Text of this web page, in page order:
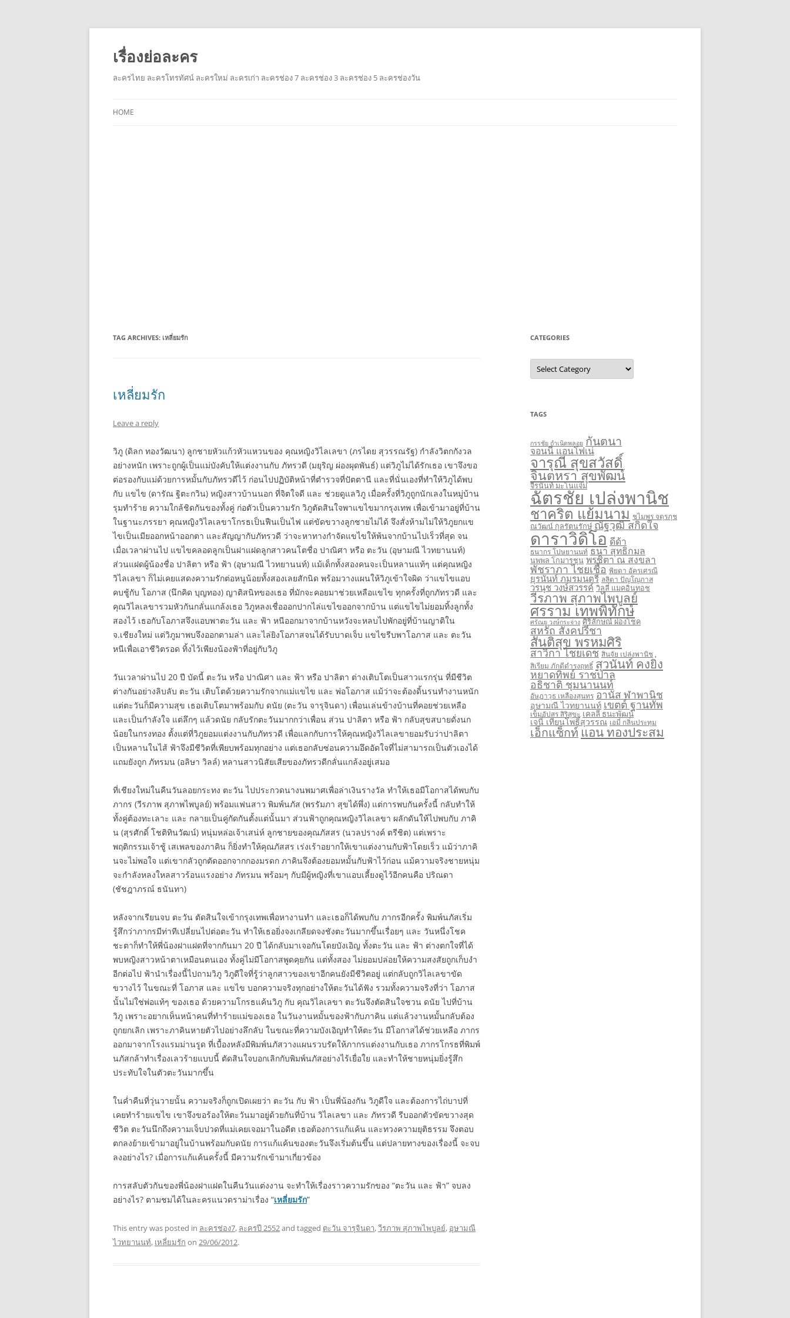
เรื่องย่อละคร
ละครไทย ละครโทรทัศน์ ละครใหม่ ละครเก่า ละครช่อง 7 ละครช่อง 3 ละครช่อง 5 ละครช่องวัน
HOME
TAG ARCHIVES: เหลี่ยมรัก
เหลี่ยมรัก
Leave a reply
วิภู (ดิลก ทองวัฒนา) ลูกชายหัวแก้วหัวแหวนของ คุณหญิงวิไลเลขา (ภรไดย สุวรรณรัฐ) กำลังวิตกกังวล
อย่างหนัก เพราะถูกผู้เป็นแม่บังคับให้แต่งงานกับ ภัทรวดี (มยุริญ ผ่องผุดพันธ์) แต่วิภูไม่ได้รักเธอ เขาจึงขอ
ต่อรองกับแม่ด้วยการหมั้นกับภัทรวดีไว้ ก่อนไปปฏิบัติหน้าที่ตำรวจที่ปัตตานี และที่นั่นเองที่ทำให้วิภูได้พบ
กับ แขไข (ดารัณ ฐิตะกวิน) หญิงสาวบ้านนอก ที่จิตใจดี และ ช่วยดูแลวิภู เมื่อครั้งที่วิภูถูกนักเลงในหมู่บ้าน
รุมทำร้าย ความใกล้ชิดกันของทั้งคู่ ก่อตัวเป็นความรัก วิภูตัดสินใจพาแขไขมากรุงเทพ เพื่อเข้ามาอยู่ที่บ้าน
ในฐานะภรรยา คุณหญิงวิไลเลขาโกรธเป็นฟืนเป็นไฟ แต่ขัดขวางลูกชายไม่ได้ จึงสั่งห้ามไม่ให้วิภูยกแข
ไขเป็นเมียออกหน้าออกตา และสัญญากับภัทรวดี ว่าจะหาทางกำจัดแขไขให้พ้นจากบ้านไปเร็วที่สุด จน
เมื่อเวลาผ่านไป แขไขคลอดลูกเป็นฝาแฝดลูกสาวคนโตชื่อ ปาณิศา หรือ ตะวัน (อุษามณี ไวทยานนท์)
ส่วนแฝดผู้น้องชื่อ ปาลิตา หรือ ฟ้า (อุษามณี ไวทยานนท์) แม้เด็กทั้งสองคนจะเป็นหลานแท้ๆ แต่คุณหญิง
วิไลเลขา ก็ไม่เคยแสดงความรักต่อหนูน้อยทั้งสองเลยสักนิด พร้อมวางแผนให้วิภูเข้าใจผิด ว่าแขไขแอบ
คบชู้กับ โอภาส (นึกคิด บุญทอง) ญาติสนิทของเธอ ที่มักจะคอยมาช่วยเหลือแขไข ทุกครั้งที่ถูกภัทรวดี และ
คุณวิไลเลขารวมหัวกันกลั่นแกล้งเธอ วิภูหลงเชื่อออกปากไล่แขไขออกจากบ้าน แต่แขไขไม่ยอมทิ้งลูกทั้ง
สองไว้ เธอกับโอภาสจึงแอบพาตะวัน และ ฟ้า หนีออกมาจากบ้านหวังจะหลบไปพักอยู่ที่บ้านญาติใน
จ.เชียงใหม่ แต่วิภูมาพบจึงออกตามล่า และไล่ยิงโอภาสจนได้รับบาดเจ็บ แขไขรีบพาโอภาส และ ตะวัน
หนีเพื่อเอาชีวิตรอด ทิ้งไว้เพียงน้องฟ้าที่อยู่กับวิภู
วันเวลาผ่านไป 20 ปี บัดนี้ ตะวัน หรือ ปาณิศา และ ฟ้า หรือ ปาลิตา ต่างเติบโตเป็นสาวแรกรุ่น ที่มีชีวิต
ต่างกันอย่างลิบลับ ตะวัน เติบโตด้วยความรักจากแม่แขไข และ พ่อโอภาส แม้ว่าจะต้องดิ้นรนทำงานหนัก
แต่ตะวันก็มีความสุข เธอเติบโตมาพร้อมกับ ดนัย (ตะวัน จารุจินดา) เพื่อนเล่นข้างบ้านที่คอยช่วยเหลือ
และเป็นกำลังใจ แต่ลึกๆ แล้วดนัย กลับรักตะวันมากกว่าเพื่อน ส่วน ปาลิตา หรือ ฟ้า กลับสุขสบายดั่งนก
น้อยในกรงทอง ตั้งแต่ที่วิภูยอมแต่งงานกับภัทรวดี เพื่อแลกกับการให้คุณหญิงวิไลเลขายอมรับว่าปาลิตา
เป็นหลานในไส้ ฟ้าจึงมีชีวิตที่เพียบพร้อมทุกอย่าง แต่เธอกลับซ่อนความอึดอัดใจที่ไม่สามารถเป็นตัวเองได้
แถมยังถูก ภัทรมน (อลิษา วิลล์) หลานสาวนิสัยเสียของภัทรวดีกลั่นแกล้งอยู่เสมอ
ที่เชียงใหม่ในคืนวันลอยกระทง ตะวัน ไปประกวดนางนพมาศเพื่อล่าเงินรางวัล ทำให้เธอมีโอกาสได้พบกับ
ภากร (วีรภาพ สุภาพไพบูลย์) พร้อมแฟนสาว พิมพ์นภัส (พรรัมภา สุขได้พึ่ง) แต่การพบกันครั้งนี้ กลับทำให้
ทั้งคู่ต้องทะเลาะ และ กลายเป็นคู่กัดกันตั้งแต่นั้นมา ส่วนฟ้าถูกคุณหญิงวิไลเลขา ผลักดันให้ไปพบกับ ภาคิ
น (สุรศักดิ์ โชติทินวัฒน์) หนุ่มหล่อเจ้าเสน่ห์ ลูกชายของคุณภัสสร (นวลปรางค์ ตรีชิต) แต่เพราะ
พฤติกรรมเจ้าชู้ เสเพลของภาคิน ก็ยิ่งทำให้คุณภัสสร เร่งเร้าอยากให้เขาแต่งงานกับฟ้าโดยเร็ว แม้ว่าภาคิ
นจะไม่พอใจ แต่เขากลัวถูกตัดออกจากกองมรดก ภาคินจึงต้องยอมหมั้นกับฟ้าไว้ก่อน แม้ความจริงชายหนุ่ม
จะกำลังหลงใหลสาวร้อนแรงอย่าง ภัทรมน พร้อมๆ กับมีผู้หญิงที่เขาแอบเลี้ยงดูไว้อีกคนคือ ปริณดา
(ชัชฎาภรณ์ ธนันทา)
หลังจากเรียนจบ ตะวัน ตัดสินใจเข้ากรุงเทพเพื่อหางานทำ และเธอก็ได้พบกับ ภากรอีกครั้ง พิมพ์นภัสเริ่ม
รู้สึกว่าภากรมีท่าทีเปลี่ยนไปต่อตะวัน ทำให้เธอยิ่งจงเกลียดจงชังตะวันมากขึ้นเรื่อยๆ และ วันหนึ่งโชค
ชะตาก็ทำให้พี่น้องฝาแฝดที่จากกันมา 20 ปี ได้กลับมาเจอกันโดยบังเอิญ ทั้งตะวัน และ ฟ้า ต่างตกใจที่ได้
พบหญิงสาวหน้าตาเหมือนตนเอง ทั้งคู่ไม่มีโอกาสพูดคุยกัน แต่ทั้งสอง ไม่ยอมปล่อยให้ความสงสัยถูกเก็บงำ
อีกต่อไป ฟ้านำเรื่องนี้ไปถามวิภู วิภูดีใจที่รู้ว่าลูกสาวของเขาอีกคนยังมีชีวิตอยู่ แต่กลับถูกวิไลเลขาขัด
ขวางไว้ ในขณะที่ โอภาส และ แขไข บอกความจริงทุกอย่างให้ตะวันได้ฟัง รวมทั้งความจริงที่ว่า โอภาส
นั้นไม่ใช่พ่อแท้ๆ ของเธอ ด้วยความโกรธแค้นวิภู กับ คุณวิไลเลขา ตะวันจึงตัดสินใจชวน ดนัย ไปที่บ้าน
วิภู เพราะอยากเห็นหน้าคนที่ทำร้ายแม่ของเธอ ในวันงานหมั้นของฟ้ากับภาคิน แต่แล้วงานหมั้นกลับต้อง
ถูกยกเลิก เพราะภาคินหายตัวไปอย่างลึกลับ ในขณะที่ความบังเอิญทำให้ตะวัน มีโอกาสได้ช่วยเหลือ ภากร
ออกมาจากโรงแรมม่านรูด ที่เบื้องหลังมีพิมพ์นภัสวางแผนรวบรัดให้ภากรแต่งงานกับเธอ ภากรโกรธที่พิมพ์
นภัสกล้าทำเรื่องเลวร้ายแบบนี้ ตัดสินใจบอกเลิกกับพิมพ์นภัสอย่างไร้เยื่อใย และทำให้ชายหนุ่มยิ่งรู้สึก
ประทับใจในตัวตะวันมากขึ้น
ในค่ำคืนที่วุ่นวายนั้น ความจริงก็ถูกเปิดเผยว่า ตะวัน กับ ฟ้า เป็นพี่น้องกัน วิภูดีใจ และต้องการไถ่บาปที่
เคยทำร้ายแขไข เขาจึงขอร้องให้ตะวันมาอยู่ด้วยกันที่บ้าน วิไลเลขา และ ภัทรวดี รีบออกตัวขัดขวางสุด
ชีวิต ตะวันนึกถึงความเจ็บปวดที่แม่เคยเจอมาในอดีต เธอต้องการแก้แค้น และทวงความยุติธรรม จึงตอบ
ตกลงย้ายเข้ามาอยู่ในบ้านพร้อมกับดนัย การแก้แค้นของตะวันจึงเริ่มต้นขึ้น แต่ปลายทางของเรื่องนี้ จะจบ
ลงอย่างไร? เมื่อการแก้แค้นครั้งนี้ มีความรักเข้ามาเกี่ยวข้อง
การสลับตัวกันของพี่น้องฝาแฝดในคืนวันแต่งงาน จะทำให้เรื่องราวความรักของ “ตะวัน และ ฟ้า” จบลง
อย่างไร? ตามชมได้ในละครแนวดราม่าเรื่อง “เหลี่ยมรัก”
This entry was posted in ละครช่อง7, ละครปี 2552and tagged ตะวัน จารุจินดา,วีรภาพ สุภาพไพบูลย์, อุษามณี
ไวทยานนท์, เหลี่ยมรัก on 29/06/2012.
CATEGORIES
C
t
r
i
TAGS
กรรชัย กำเนิดพลอย กันตนา
จอนนี่ แอนโฟเน่
จารุณี สุขสวัสดิ์
จินตหรา สุขพัฒน์
จีรนันท์ มะโนแจ่ม
ฉัตรชัย เปล่งพานิช
ชาคริต แย้มนาม ชไมพร จตุรภุช
ณวัฒน์ กุลรัตนรักษ์ ณัฐวุฒิ สกิดใจ
ดาราวิดิโอ ดีด้า
ธนากร โปษยานนท์ ธนา สุทธิกมล
นพพล โกมารชุน พรชิตา ณ สงขลา
พัชราภา ไชยเชื้อ พิยดา อัครเศรณี
ยุรนันท์ ภมรมนตรี ลลิตา ปัญโญภาส
วรนุช วงษ์สวรรค์ วิลลี่ แมคอินทอช
วีรภาพ สุภาพไพบูลย์
ศรราม เทพพิทักษ์
ศรัณยู วงษ์กระจ่าง ศิริลักษณ์ ผ่องโชค
สหรัถ สังคปรีชา
สันติสุข พรหมศิริ
สาวิกา ไชยเดช สินจัย เปล่งพานิช
สิเรียม ภักดีดำรงฤทธิ์ สุวนันท์ คงยิ่ง
หยาดทิพย์ ราชปาล
อธิชาติ ชุมนานนท์
อัษฎาวุธ เหลืองสุนทร อานัส ฬาพานิช
อุษามณี ไวทยานนท์ เขตต์ ฐานทัพ
เข็มอัปสร สิริสุขะ เคลลี่ ธนะพัฒน์
เจนี่ เทียนโพธิ์สุวรรณ เอมี่ กลิ่นประทุม
เอ็กแซ็กท์ แอน ทองประสม